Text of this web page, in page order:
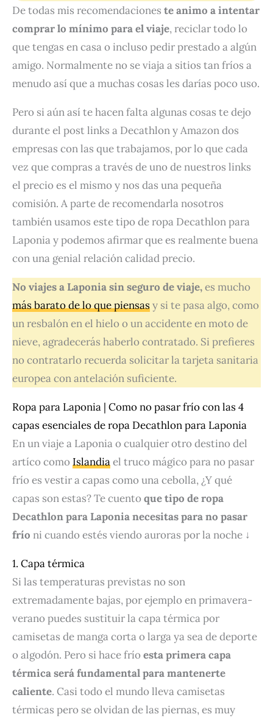
De todas mis recomendaciones te animo a intentar
comprar lo mínimo para el viaje, reciclar todo lo
que tengas en casa o incluso pedir prestado a algún
amigo. Normalmente no se viaja a sitios tan fríos a
menudo así que a muchas cosas les darías poco uso.
Pero si aún así te hacen falta algunas cosas te dejo
durante el post links a Decathlon y Amazon dos
empresas con las que trabajamos, por lo que cada
vez que compras a través de uno de nuestros links
el precio es el mismo y nos das una pequeña
comisión. A parte de recomendarla nosotros
también usamos este tipo de ropa Decathlon para
Laponia y podemos afirmar que es realmente buena
con una genial relación calidad precio.
No viajes a Laponia sin seguro de viaje,es mucho
más barato de lo que piensasy si te pasa algo, como
un resbalón en el hielo o un accidente en moto de
nieve, agradecerás haberlo contratado. Si prefieres
no contratarlo recuerda solicitar la tarjeta sanitaria
europea con antelación suficiente.
Ropa para Laponia | Como no pasar frío con las 4
capas esenciales de ropa Decathlon para Laponia
En un viaje a Laponia o cualquier otro destino del
artíco comoIslandiael truco mágico para no pasar
frío es vestir a capas como una cebolla, ¿Y qué
capas son estas? Te cuentoque tipo de ropa
Decathlon para Laponia necesitas para no pasar
frío ni cuando estés viendo auroras por la noche ↓
1. Capa térmica
Si las temperaturas previstas no son
extremadamente bajas, por ejemplo en primavera-
verano puedes sustituir la capa térmica por
camisetas de manga corta o larga ya sea de deporte
o algodón. Pero si hace fríoesta primera capa
térmica será fundamental para mantenerte
caliente. Casi todo el mundo lleva camisetas
térmicas pero se olvidan de las piernas, es muy